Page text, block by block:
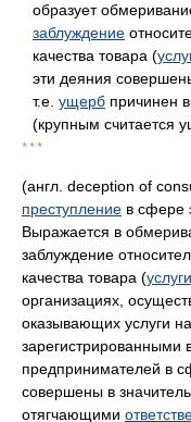
образует
заблуждение
качества товара (
эти деяния
т.е. ущерб причинен
(крупным считается
* * *
(англ. deception of
преступление в сфере
Выражается в
заблуждение
качества товара (услуги
организациях,
оказывающих услуги
зарегистрированными
предпринимателей в
совершены в
отягчающими